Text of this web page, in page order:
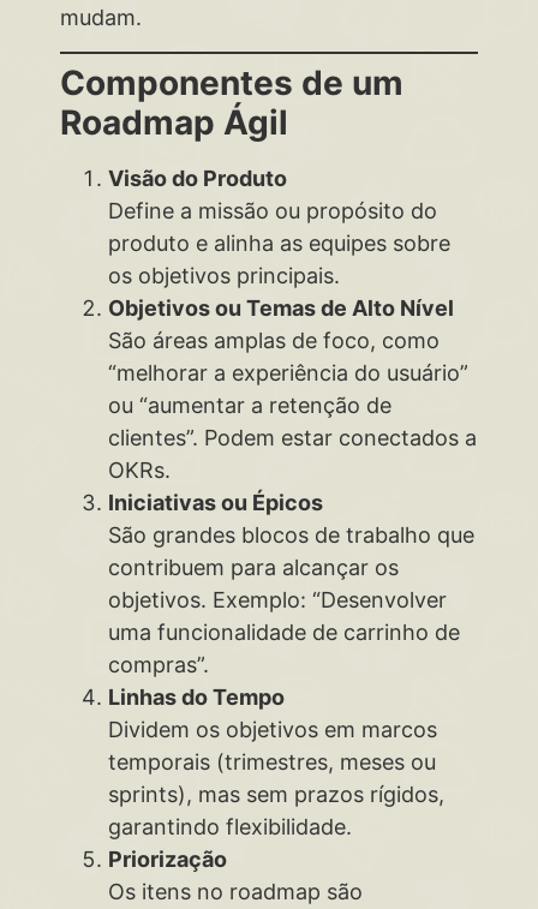
mudam.
Componentes de um
Roadmap Ágil
Visão do Produto
Define a missão ou propósito do
produto e alinha as equipes sobre
os objetivos principais.
Objetivos ou Temas de Alto Nível
São áreas amplas de foco, como
“melhorar a experiência do usuário”
ou “aumentar a retenção de
clientes”. Podem estar conectados a
OKRs.
Iniciativas ou Épicos
São grandes blocos de trabalho que
contribuem para alcançar os
objetivos. Exemplo: “Desenvolver
uma funcionalidade de carrinho de
compras”.
Linhas do Tempo
Dividem os objetivos em marcos
temporais (trimestres, meses ou
sprints), mas sem prazos rígidos,
garantindo flexibilidade.
Priorização
Os itens no roadmap são